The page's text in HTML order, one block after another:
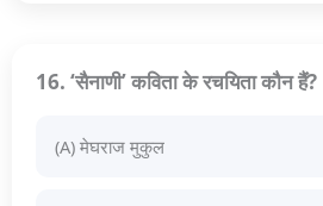
16. ‘सैनाणी’ कविता के रचयिता कौन हैं?
(A) मेघराज मुकुल